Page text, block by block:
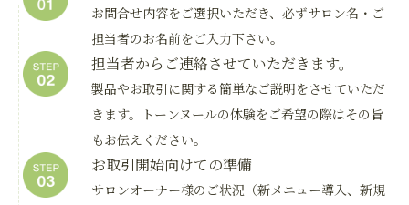
お問合せ内容をご選択いただき、必ずサロン名・ご
担当者のお名前をご入力下さい。
担当者からご連絡させていただきます。
製品やお取引に関する簡単なご説明をさせていただ
きます。トーンヌールの体験をご希望の際はその旨
もお伝えください。
お取引開始向けての準備
サロンオーナー様のご状況（新メニュー導入、新規